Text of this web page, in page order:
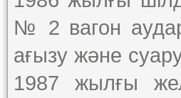
№ 2 вагон
ағызу және
1987 жылғы